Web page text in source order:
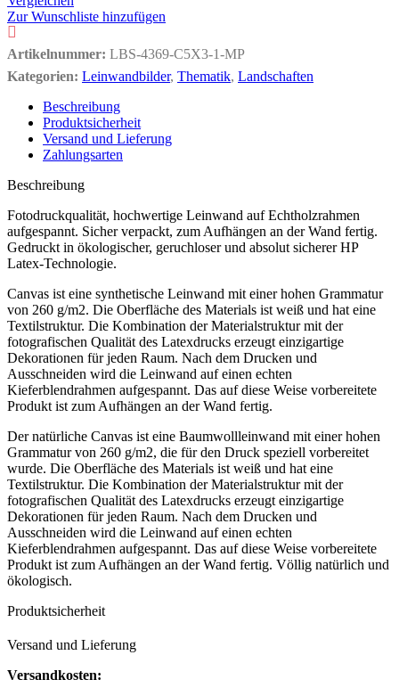
Zur Wunschliste hinzufügen
Artikelnummer: LBS-4369-C5X3-1-MP
Kategorien: Leinwandbilder, Thematik, Landschaften
Beschreibung
Produktsicherheit
Versand und Lieferung
Zahlungsarten
Beschreibung
Fotodruckqualität, hochwertige Leinwand auf Echtholzrahmen
aufgespannt. Sicher verpackt, zum Aufhängen an der Wand fertig.
Gedruckt in ökologischer, geruchloser und absolut sicherer HP
Latex-Technologie.
Canvas ist eine synthetische Leinwand mit einer hohen Grammatur
von 260 g/m2. Die Oberfläche des Materials ist weiß und hat eine
Textilstruktur. Die Kombination der Materialstruktur mit der
fotografischen Qualität des Latexdrucks erzeugt einzigartige
Dekorationen für jeden Raum. Nach dem Drucken und
Ausschneiden wird die Leinwand auf einen echten
Kieferblendrahmen aufgespannt. Das auf diese Weise vorbereitete
Produkt ist zum Aufhängen an der Wand fertig.
Der natürliche Canvas ist eine Baumwollleinwand mit einer hohen
Grammatur von 260 g/m2, die für den Druck speziell vorbereitet
wurde. Die Oberfläche des Materials ist weiß und hat eine
Textilstruktur. Die Kombination der Materialstruktur mit der
fotografischen Qualität des Latexdrucks erzeugt einzigartige
Dekorationen für jeden Raum. Nach dem Drucken und
Ausschneiden wird die Leinwand auf einen echten
Kieferblendrahmen aufgespannt. Das auf diese Weise vorbereitete
Produkt ist zum Aufhängen an der Wand fertig. Völlig natürlich und
ökologisch.
Produktsicherheit
Versand und Lieferung
Versandkosten: